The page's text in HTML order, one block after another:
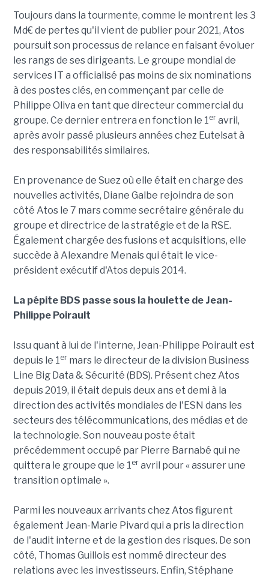
Toujours dans la tourmente, comme le montrent les 3
Md€ de pertes qu'il vient de publier pour 2021, Atos
poursuit son processus de relance en faisant évoluer
les rangs de ses dirigeants. Le groupe mondial de
services IT a officialisé pas moins de six nominations
à des postes clés, en commençant par celle de
Philippe Oliva en tant que directeur commercial du
groupe. Ce dernier entrera en fonction le 1er avril,
après avoir passé plusieurs années chez Eutelsat à
des responsabilités similaires.
En provenance de Suez où elle était en charge des
nouvelles activités, Diane Galbe rejoindra de son
côté Atos le 7 mars comme secrétaire générale du
groupe et directrice de la stratégie et de la RSE.
Également chargée des fusions et acquisitions, elle
succède à Alexandre Menais qui était le vice-
président exécutif d'Atos depuis 2014.
La pépite BDS passe sous la houlette de Jean-
Philippe Poirault
Issu quant à lui de l'interne, Jean-Philippe Poirault est
depuis le 1er mars le directeur de la division Business
Line Big Data & Sécurité (BDS). Présent chez Atos
depuis 2019, il était depuis deux ans et demi à la
direction des activités mondiales de l'ESN dans les
secteurs des télécommunications, des médias et de
la technologie. Son nouveau poste était
précédemment occupé par Pierre Barnabé qui ne
quittera le groupe que le 1er avril pour « assurer une
transition optimale ».
Parmi les nouveaux arrivants chez Atos figurent
également Jean-Marie Pivard qui a pris la direction
de l'audit interne et de la gestion des risques. De son
côté, Thomas Guillois est nommé directeur des
relations avec les investisseurs. Enfin, Stéphane